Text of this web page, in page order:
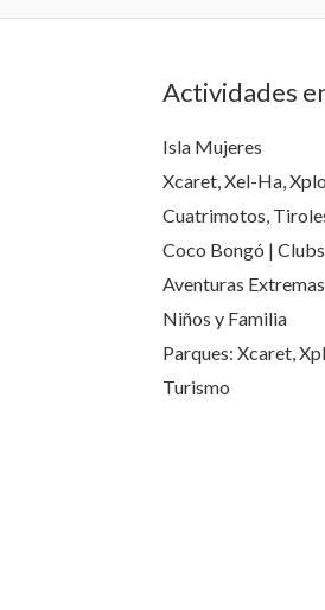
Actividades
Isla Mujeres
Xcaret, Xel-Ha,
Cuatrimotos,
Coco Bongó |
Aventuras Extremas
Niños y Familia
Parques: Xcaret,
Turismo